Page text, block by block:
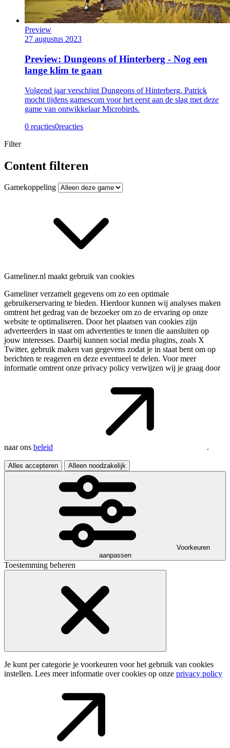
Preview
27 augustus 2023
Preview: Dungeons of Hinterberg - Nog een
lange klim te gaan
Volgend jaar verschijnt Dungeons of Hinterberg. Patrick
mocht tijdens gamescom voor het eerst aan de slag met deze
game van ontwikkelaar Microbirds.
0 reacties0reacties
Filter
Content filteren
Gamekoppeling
Gameliner.nl maakt gebruik van cookies
Gameliner verzamelt gegevens om zo een optimale
gebruikerservaring te bieden. Hierdoor kunnen wij analyses maken
omtrent het gedrag van de bezoeker om zo de ervaring op onze
website te optimaliseren. Door het plaatsen van cookies zijn
adverteerders in staat om advertenties te tonen die aansluiten op
jouw interesses. Daarbij kunnen social media plugins, zoals X
Twitter, gebruik maken van gegevens zodat je in staat bent om op
berichten te reageren en deze eventueel te delen. Voor meer
informatie omtrent onze privacy policy verwijzen wij je graag door
naar ons beleid .
Alles accepteren Alleen noodzakelijk
Voorkeuren
aanpassen
Toestemming beheren
Je kunt per categorie je voorkeuren voor het gebruik van cookies
instellen. Lees meer informatie over cookies op onze privacy policy